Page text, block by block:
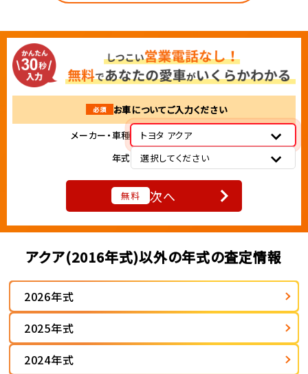
必須
お車についてご入力ください
メーカー・車種
トヨタ アクア
年式
選択してください
無料 次へ
アクア(2016年式)以外の年式の査定情報
2026年式
2025年式
2024年式